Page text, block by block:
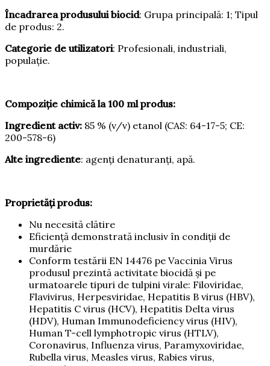
Încadrarea produsului biocid: Grupa principală: 1; Tipul
de produs: 2.
Categorie de utilizatori: Profesionali, industriali,
populație.
Compoziție chimică la 100 ml produs:
Ingredient activ: 85 % (v/v) etanol (CAS: 64-17-5; CE:
200-578-6)
Alte ingrediente: agenți denaturanți, apă.
Proprietăți produs:
Nu necesită clătire
Eficiență demonstrată inclusiv în condiții de
murdărie
Conform testării EN 14476 pe Vaccinia Virus
produsul prezintă activitate biocidă și pe
urmatoarele tipuri de tulpini virale: Filoviridae,
Flavivirus, Herpesviridae, Hepatitis B virus (HBV),
Hepatitis C virus (HCV), Hepatitis Delta virus
(HDV), Human Immunodeficiency virus (HIV),
Human T-cell lymphotropic virus (HTLV),
Coronavirus, Influenza virus, Paramyxoviridae,
Rubella virus, Measles virus, Rabies virus,